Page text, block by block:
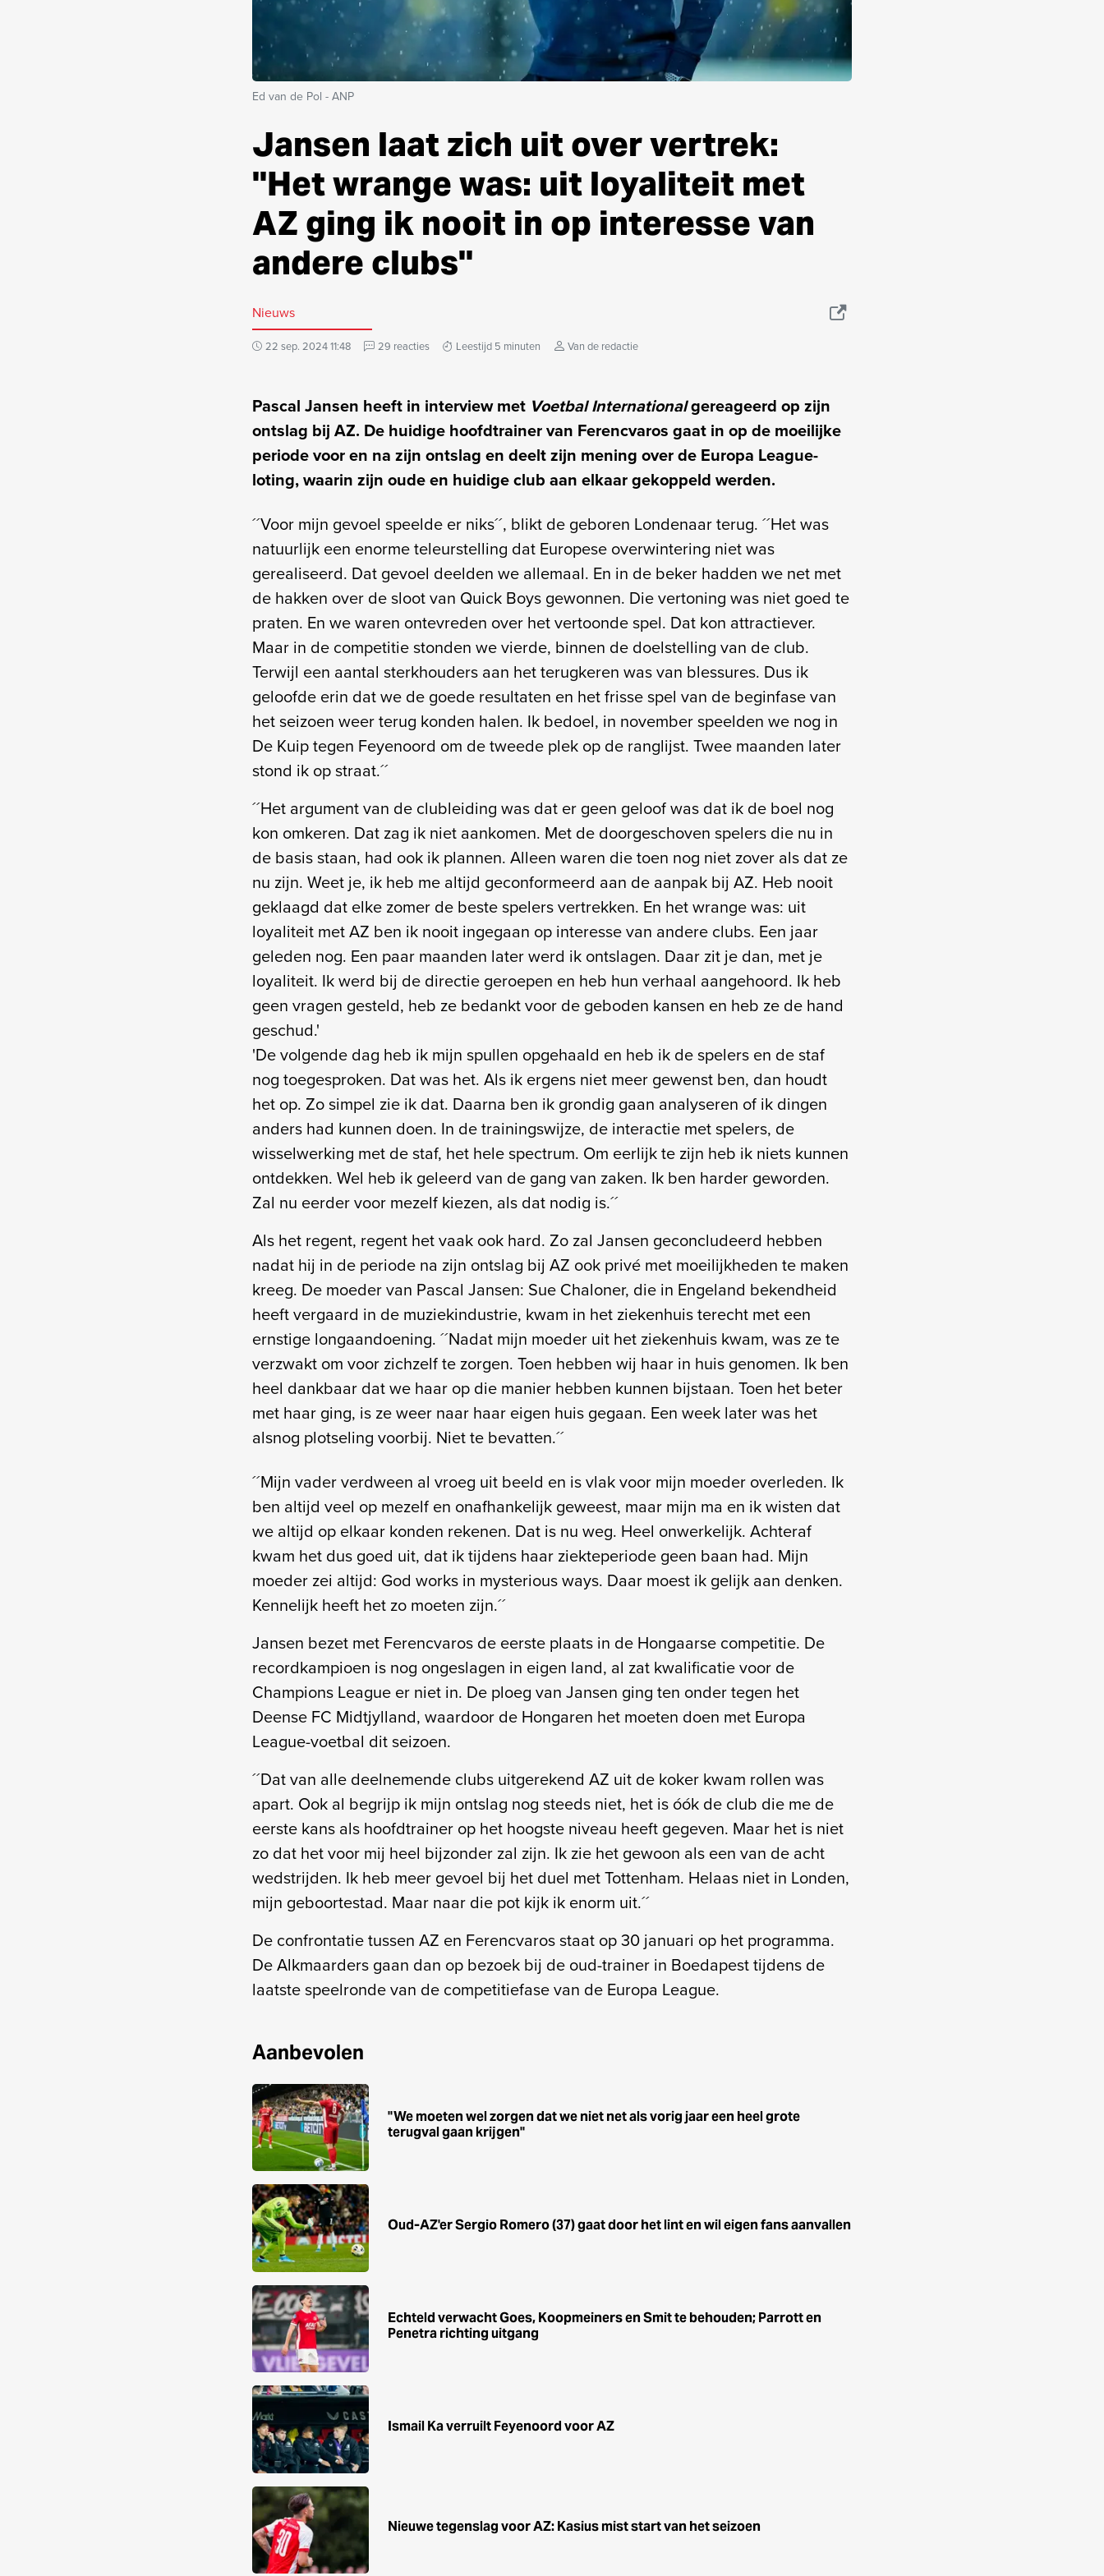
Ed van de Pol - ANP
Jansen laat zich uit over vertrek:
''Het wrange was: uit loyaliteit met
AZ ging ik nooit in op interesse van
andere clubs''
Nieuws
22 sep. 2024 11:48 29 reacties Leestijd 5 minuten Van de redactie
Pascal Jansen heeft in interview met Voetbal Internationalgereageerd op zijn
ontslag bij AZ. De huidige hoofdtrainer van Ferencvaros gaat in op de moeilijke
periode voor en na zijn ontslag en deelt zijn mening over de Europa League-
loting, waarin zijn oude en huidige club aan elkaar gekoppeld werden.
´´Voor mijn gevoel speelde er niks´´, blikt de geboren Londenaar terug. ´´Het was
natuurlijk een enorme teleurstelling dat Europese overwintering niet was
gerealiseerd. Dat gevoel deelden we allemaal. En in de beker hadden we net met
de hakken over de sloot van Quick Boys gewonnen. Die vertoning was niet goed te
praten. En we waren ontevreden over het vertoonde spel. Dat kon attractiever.
Maar in de competitie stonden we vierde, binnen de doelstelling van de club.
Terwijl een aantal sterkhouders aan het terugkeren was van blessures. Dus ik
geloofde erin dat we de goede resultaten en het frisse spel van de beginfase van
het seizoen weer terug konden halen. Ik bedoel, in november speelden we nog in
De Kuip tegen Feyenoord om de tweede plek op de ranglijst. Twee maanden later
stond ik op straat.´´
´´Het argument van de clubleiding was dat er geen geloof was dat ik de boel nog
kon omkeren. Dat zag ik niet aankomen. Met de doorgeschoven spelers die nu in
de basis staan, had ook ik plannen. Alleen waren die toen nog niet zover als dat ze
nu zijn. Weet je, ik heb me altijd geconformeerd aan de aanpak bij AZ. Heb nooit
geklaagd dat elke zomer de beste spelers vertrekken. En het wrange was: uit
loyaliteit met AZ ben ik nooit ingegaan op interesse van andere clubs. Een jaar
geleden nog. Een paar maanden later werd ik ontslagen. Daar zit je dan, met je
loyaliteit. Ik werd bij de directie geroepen en heb hun verhaal aangehoord. Ik heb
geen vragen gesteld, heb ze bedankt voor de geboden kansen en heb ze de hand
geschud.'
'De volgende dag heb ik mijn spullen opgehaald en heb ik de spelers en de staf
nog toegesproken. Dat was het. Als ik ergens niet meer gewenst ben, dan houdt
het op. Zo simpel zie ik dat. Daarna ben ik grondig gaan analyseren of ik dingen
anders had kunnen doen. In de trainingswijze, de interactie met spelers, de
wisselwerking met de staf, het hele spectrum. Om eerlijk te zijn heb ik niets kunnen
ontdekken. Wel heb ik geleerd van de gang van zaken. Ik ben harder geworden.
Zal nu eerder voor mezelf kiezen, als dat nodig is.´´
Als het regent, regent het vaak ook hard. Zo zal Jansen geconcludeerd hebben
nadat hij in de periode na zijn ontslag bij AZ ook privé met moeilijkheden te maken
kreeg. De moeder van Pascal Jansen: Sue Chaloner, die in Engeland bekendheid
heeft vergaard in de muziekindustrie, kwam in het ziekenhuis terecht met een
ernstige longaandoening. ´´Nadat mijn moeder uit het ziekenhuis kwam, was ze te
verzwakt om voor zichzelf te zorgen. Toen hebben wij haar in huis genomen. Ik ben
heel dankbaar dat we haar op die manier hebben kunnen bijstaan. Toen het beter
met haar ging, is ze weer naar haar eigen huis gegaan. Een week later was het
alsnog plotseling voorbij. Niet te bevatten.´´
´´Mijn vader verdween al vroeg uit beeld en is vlak voor mijn moeder overleden. Ik
ben altijd veel op mezelf en onafhankelijk geweest, maar mijn ma en ik wisten dat
we altijd op elkaar konden rekenen. Dat is nu weg. Heel onwerkelijk. Achteraf
kwam het dus goed uit, dat ik tijdens haar ziekteperiode geen baan had. Mijn
moeder zei altijd: God works in mysterious ways. Daar moest ik gelijk aan denken.
Kennelijk heeft het zo moeten zijn.´´
Jansen bezet met Ferencvaros de eerste plaats in de Hongaarse competitie. De
recordkampioen is nog ongeslagen in eigen land, al zat kwalificatie voor de
Champions League er niet in. De ploeg van Jansen ging ten onder tegen het
Deense FC Midtjylland, waardoor de Hongaren het moeten doen met Europa
League-voetbal dit seizoen.
´´Dat van alle deelnemende clubs uitgerekend AZ uit de koker kwam rollen was
apart. Ook al begrijp ik mijn ontslag nog steeds niet, het is óók de club die me de
eerste kans als hoofdtrainer op het hoogste niveau heeft gegeven. Maar het is niet
zo dat het voor mij heel bijzonder zal zijn. Ik zie het gewoon als een van de acht
wedstrijden. Ik heb meer gevoel bij het duel met Tottenham. Helaas niet in Londen,
mijn geboortestad. Maar naar die pot kijk ik enorm uit.´´
De confrontatie tussen AZ en Ferencvaros staat op 30 januari op het programma.
De Alkmaarders gaan dan op bezoek bij de oud-trainer in Boedapest tijdens de
laatste speelronde van de competitiefase van de Europa League.
Aanbevolen
''We moeten wel zorgen dat we niet net als vorig jaar een heel grote
terugval gaan krijgen''
Oud-AZ'er Sergio Romero (37) gaat door het lint en wil eigen fans aanvallen
Echteld verwacht Goes, Koopmeiners en Smit te behouden; Parrott en
Penetra richting uitgang
Ismail Ka verruilt Feyenoord voor AZ
Nieuwe tegenslag voor AZ: Kasius mist start van het seizoen